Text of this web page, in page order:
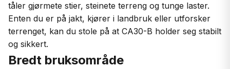
tåler gjørmete stier, steinete terreng og tunge laster.
Enten du er på jakt, kjører i landbruk eller utforsker
terrenget, kan du stole på at CA30-B holder seg stabilt
og sikkert.
Bredt bruksområde